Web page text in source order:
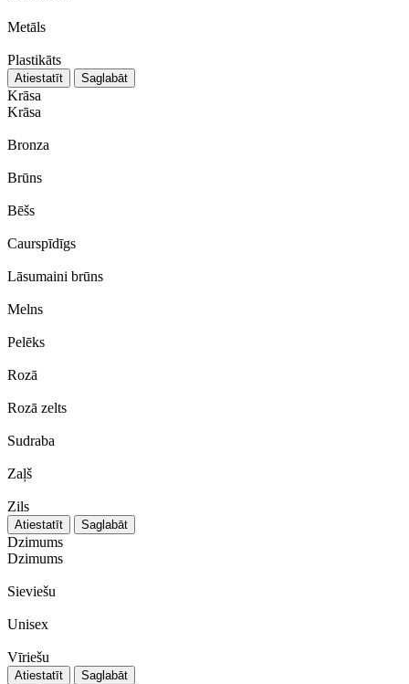
Metāls
Plastikāts
Atiestatīt Saglabāt
Krāsa
Krāsa
Bronza
Brūns
Bēšs
Caurspīdīgs
Lāsumaini brūns
Melns
Pelēks
Rozā
Rozā zelts
Sudraba
Zaļš
Zils
Atiestatīt Saglabāt
Dzimums
Dzimums
Sieviešu
Unisex
Vīriešu
Atiestatīt Saglabāt